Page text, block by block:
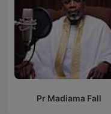
Pr Madiama Fall